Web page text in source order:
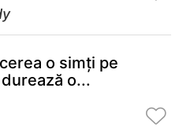
o simţi pe
o...